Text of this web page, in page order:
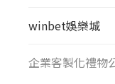
winbet娛樂城
企業客製化禮物